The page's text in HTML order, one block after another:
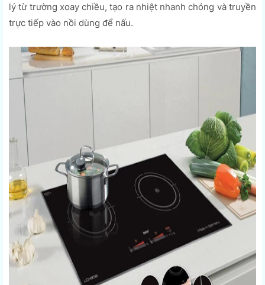
lý từ trường xoay chiều, tạo ra nhiệt nhanh chóng và truyền
trực tiếp vào nồi dùng để nấu.